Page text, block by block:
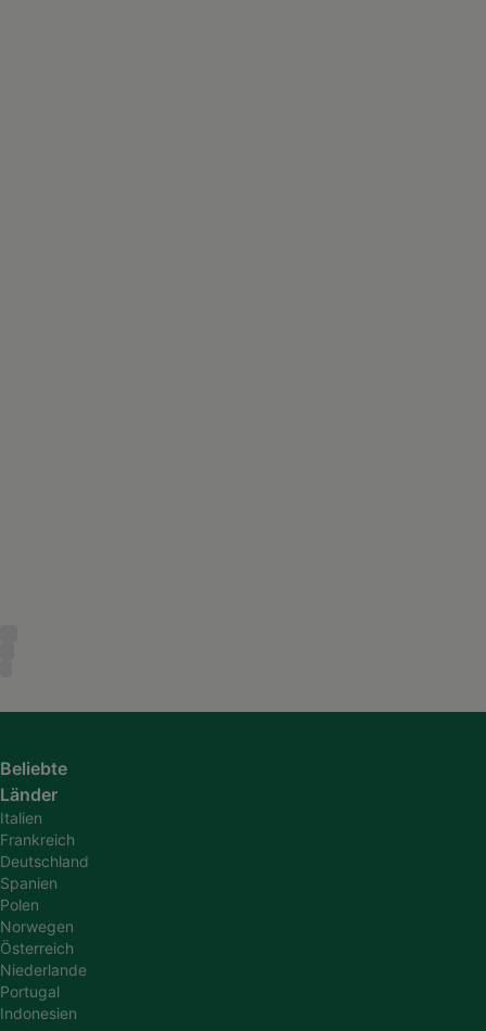
Beliebte
Länder
Italien
Frankreich
Deutschland
Spanien
Polen
Norwegen
Österreich
Niederlande
Portugal
Indonesien